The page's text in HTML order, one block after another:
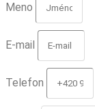
Meno
E-mail
Telefon